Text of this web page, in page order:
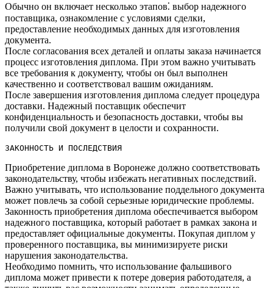
Обычно он включает несколько этапов⁚ выбор надежного
поставщика, ознакомление с условиями сделки,
предоставление необходимых данных для изготовления
документа.​
После согласования всех деталей и оплаты заказа начинается
процесс изготовления диплома.​ При этом важно учитывать
все требования к документу, чтобы он был выполнен
качественно и соответствовал вашим ожиданиям.​
После завершения изготовления диплома следует процедура
доставки.​ Надежный поставщик обеспечит
конфиденциальность и безопасность доставки, чтобы вы
получили свой документ в целости и сохранности.
ЗАКОННОСТЬ И ПОСЛЕДСТВИЯ
Приобретение диплома в Воронеже должно соответствовать
законодательству, чтобы избежать негативных последствий.​
Важно учитывать, что использование поддельного документа
может повлечь за собой серьезные юридические проблемы.
Законность приобретения диплома обеспечивается выбором
надежного поставщика, который работает в рамках закона и
предоставляет официальные документы.​ Покупая диплом у
проверенного поставщика, вы минимизируете риски
нарушения законодательства.​
Необходимо помнить, что использование фальшивого
диплома может привести к потере доверия работодателя, а